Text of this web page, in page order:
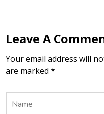
Leave A
Your email address will
are marked *